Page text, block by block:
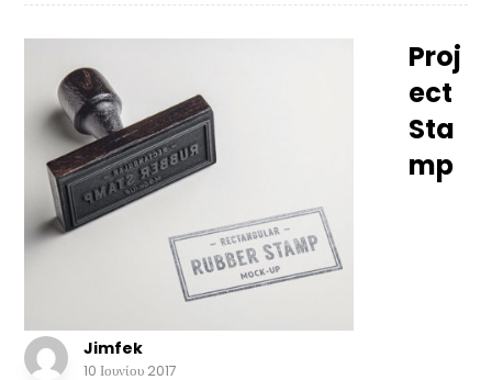
Proj
ect
Sta
mp
Jimfek
10 Ιουνίου 2017